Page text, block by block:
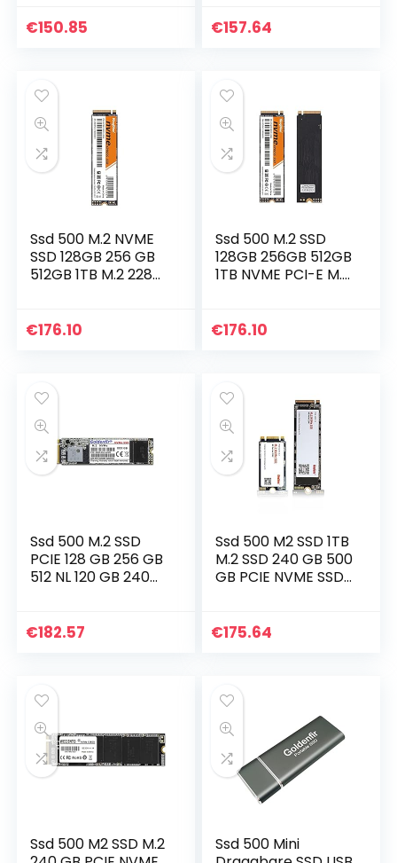
Solid State Drive
€150.85
SOLID STATE STIJDS
€157.64
Ssd 500 M.2 NVME
SSD 128GB 256 GB
512GB 1TB M.2 2280
laptop SSD 480
€176.10
Ssd 500 M.2 SSD
128GB 256GB 512GB
1TB NVME PCI-E M.2
SSD 480 (SSD
€176.10
Ssd 500 M.2 SSD
PCIE 128 GB 256 GB
512 NL 120 GB 240
DURO Interno Para
€182.57
Ssd 500 M2 SSD 1TB
M.2 SSD 240 GB 500
GB PCIE NVME SSD
Desktop Interne
€175.64
Ssd 500 M2 SSD M.2
Ssd 500 Mini